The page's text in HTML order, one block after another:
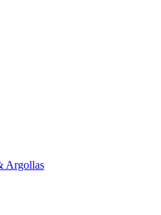
Argollas